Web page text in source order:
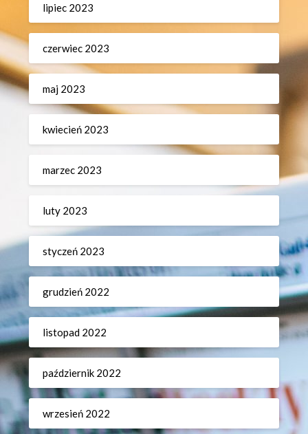
lipiec 2023
czerwiec 2023
maj 2023
kwiecień 2023
marzec 2023
luty 2023
styczeń 2023
grudzień 2022
listopad 2022
październik 2022
wrzesień 2022